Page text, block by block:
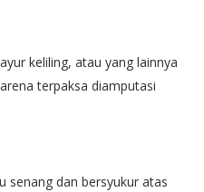
keliling, atau yang lainnya
terpaksa diamputasi
senang dan bersyukur atas